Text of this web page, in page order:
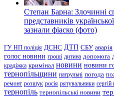
Степан Барна: Злочинні
представників
зазнали фіаско (фото)
ГУ НП поліція ДСНС ДТП СБУ аварія
голос новини гроші дитина допомога
крадіжка кримінал новини новини
тернопільщини патрульні погода
ремонт розшук росія рятувальники сергій
тернопіль тернопільські новини